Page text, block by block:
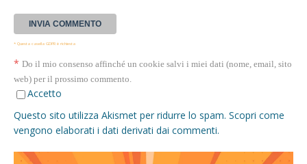
* Questa casella GDPR è richiesta
* Do il mio consenso affinché un cookie salvi i miei dati (nome, email, sito
web) per il prossimo commento.
Accetto
Questo sito utilizza Akismet per ridurre lo spam. Scopri come
vengono elaborati i dati derivati dai commenti.